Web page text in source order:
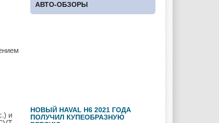
и
АВТО-ОБЗОРЫ
НОВЫЙ HAVAL H6 2021 ГОДА
ПОЛУЧИЛ КУПЕОБРАЗНУЮ